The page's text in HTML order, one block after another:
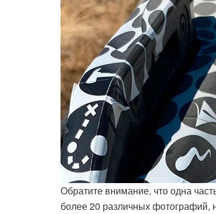
Обратите внимание, что одна
более 20 различных фотографий,